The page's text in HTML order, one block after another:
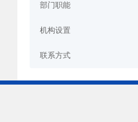
部门职能
机构设置
联系方式